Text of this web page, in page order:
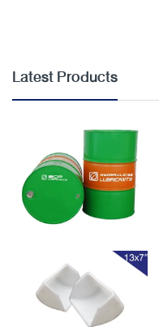
Latest Products